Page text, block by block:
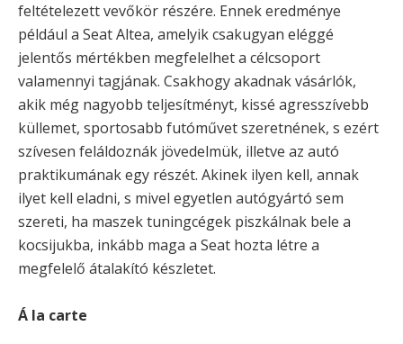
feltételezett vevőkör részére. Ennek eredménye
például a Seat Altea, amelyik csakugyan eléggé
jelentős mértékben megfelelhet a célcsoport
valamennyi tagjának. Csakhogy akadnak vásárlók,
akik még nagyobb teljesítményt, kissé agresszívebb
küllemet, sportosabb futóművet szeretnének, s ezért
szívesen feláldoznák jövedelmük, illetve az autó
praktikumának egy részét. Akinek ilyen kell, annak
ilyet kell eladni, s mivel egyetlen autógyártó sem
szereti, ha maszek tuningcégek piszkálnak bele a
kocsijukba, inkább maga a Seat hozta létre a
megfelelő átalakító készletet.
Á la carte